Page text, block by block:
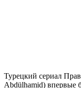
Турецкий сериал
Abdülhamid) впервые